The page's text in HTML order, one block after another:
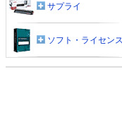
サプライ
ソフト・ライセンス